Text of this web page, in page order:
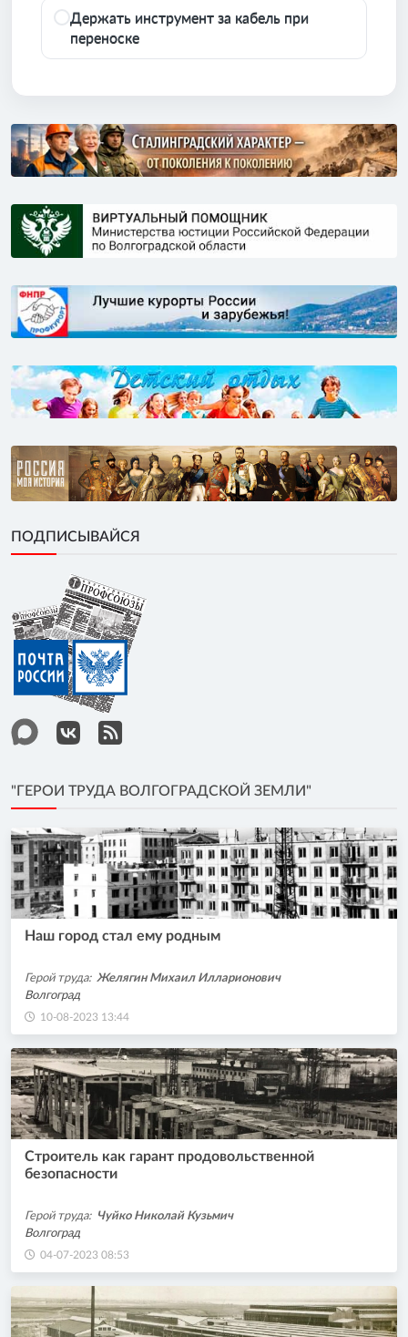
Держать инструмент за кабель при
переноске
ПОДПИСЫВАЙСЯ
"ГЕРОИ ТРУДА ВОЛГОГРАДСКОЙ ЗЕМЛИ"
Наш город стал ему родным
Герой труда: Желягин Михаил Илларионович
Волгоград
10-08-2023 13:44
Строитель как гарант продовольственной
безопасности
Герой труда: Чуйко Николай Кузьмич
Волгоград
04-07-2023 08:53